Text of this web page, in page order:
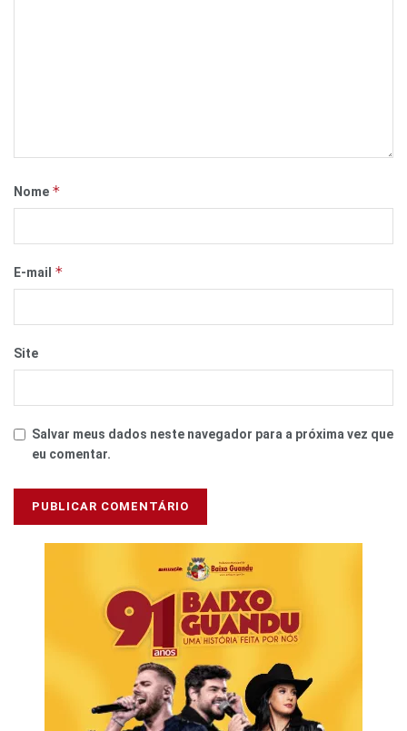
Nome *
E-mail *
Site
Salvar meus dados neste navegador para a próxima vez que
eu comentar.